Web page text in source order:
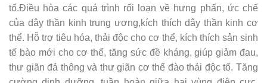
tố.Điều hòa các quá trình rối loạn về hưng phấn, ức chế
của dây thần kinh trung ương,kích thích dây thần kinh cơ
thể. Hỗ trợ tiêu hóa, thải độc cho cơ thể, kích thích sản sinh
tế bào mới cho cơ thể, tăng sức đề kháng, giúp giảm đau,
thư giãn đả thông và thư giãn cơ thể đào thải độc tố. Tăng